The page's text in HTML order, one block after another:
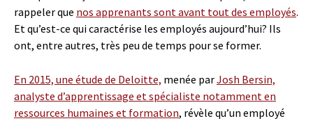
rappeler que nos apprenants sont avant tout des employés.
Et qu’est-ce qui caractérise les employés aujourd’hui? Ils
ont, entre autres, très peu de temps pour se former.
En 2015, une étude de Deloitte, menée parJosh Bersin,
analyste d’apprentissage et spécialiste notamment en
ressources humaines et formation, révèle qu’un employé